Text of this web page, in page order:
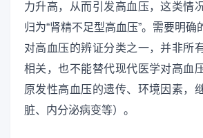
力升高，从而引发高血压，这类情
归为“肾精不足型高血压”。需要明确
对高血压的辨证分类之一，并非所
相关，也不能替代现代医学对高血
原发性高血压的遗传、环境因素，
脏、内分泌病变等）。